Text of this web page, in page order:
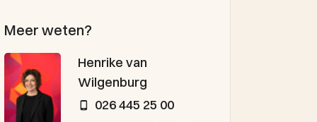
Meer weten?
Henrike van
Wilgenburg
026 445 25 00